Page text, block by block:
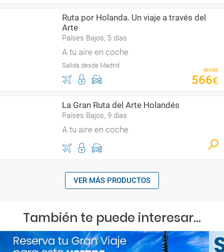
Ruta por Holanda. Un viaje a través del
Arte
Países Bajos, 5 días
A tu aire en coche
Salida desde Madrid
desde
566€
La Gran Ruta del Arte Holandés
Países Bajos, 9 días
A tu aire en coche
VER MÁS PRODUCTOS
También te puede interesar...